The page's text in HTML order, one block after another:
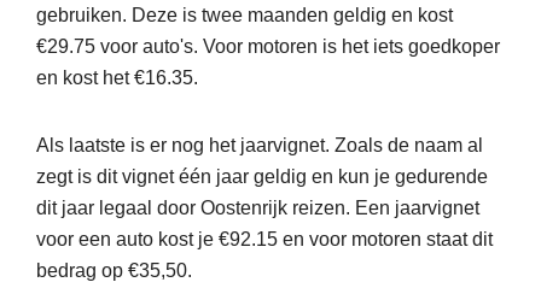
gebruiken. Deze is twee maanden geldig en kost
€29.75 voor auto's. Voor motoren is het iets goedkoper
en kost het €16.35.
Als laatste is er nog het jaarvignet. Zoals de naam al
zegt is dit vignet één jaar geldig en kun je gedurende
dit jaar legaal door Oostenrijk reizen. Een jaarvignet
voor een auto kost je €92.15 en voor motoren staat dit
bedrag op €35,50.